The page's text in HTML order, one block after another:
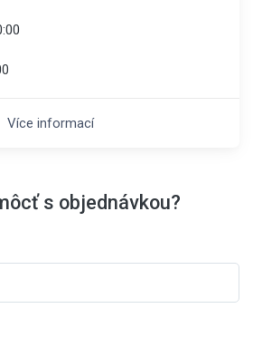
Více informací
s objednávkou?